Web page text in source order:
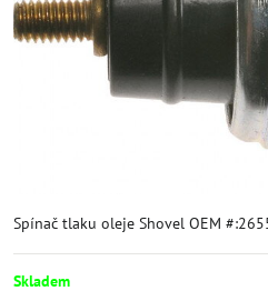
Spínač tlaku oleje Shovel OEM
Skladem